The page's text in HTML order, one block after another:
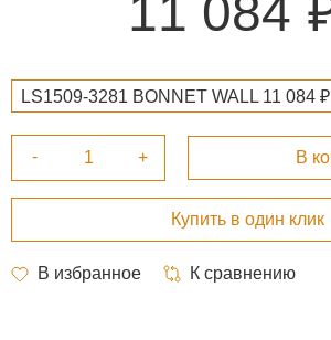
11 084
LS1509-3281 BONNET WALL 11 084 ₽